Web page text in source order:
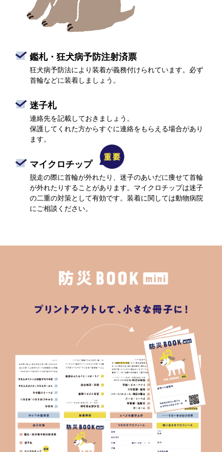
鑑札・狂犬病予防注射済票
狂犬病予防法により装着が義務付けられています。必ず
首輪などに装着しましょう。
迷子札
連絡先を記載しておきましょう。
保護してくれた方からすぐに連絡をもらえる場合があり
ます。
マイクロチップ
脱走の際に首輪が外れたり、迷子のあいだに痩せて首輪
が外れたりすることがあります。マイクロチップは迷子
の二重の対策として有効です。装着に関しては動物病院
にご相談ください。